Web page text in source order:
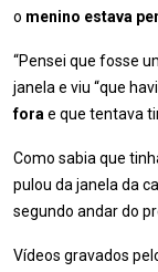
o menino estava
“Pensei que fosse
janela e viu “que
fora e que tentava
Como sabia que
pulou da janela da
segundo andar do
Vídeos gravados